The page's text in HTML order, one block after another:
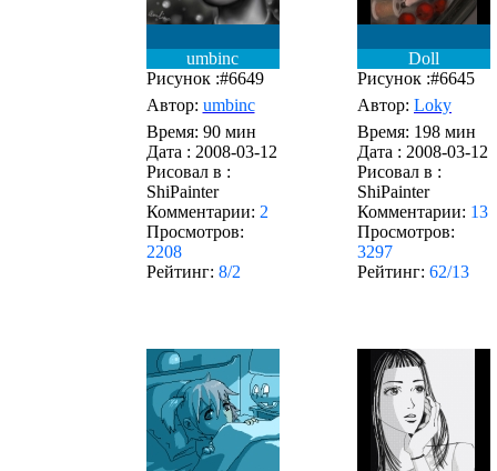
umbinc
Рисунок :#6649
Автор: umbinc
Время: 90 мин
Дата : 2008-03-12
Рисовал в :
ShiPainter
Комментарии: 2
Просмотров:
2208
Рейтинг: 8/2
Doll
Рисунок :#6645
Автор: Loky
Время: 198 мин
Дата : 2008-03-12
Рисовал в :
ShiPainter
Комментарии: 13
Просмотров:
3297
Рейтинг: 62/13